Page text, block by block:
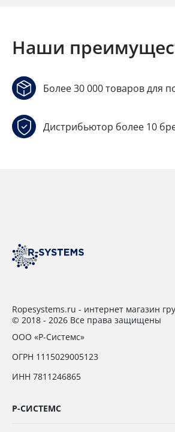
Наши
Более 30 000 товаров для
Дистрибьютор более 10
Ropesystems.ru - интернет магазин
© 2018 - 2026 Все права защищены
ООО «Р-Системс»
ОГРН 1115029005123
ИНН 7811246865
Р-СИСТЕМС